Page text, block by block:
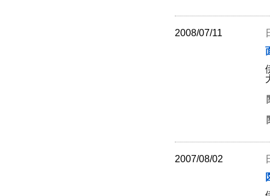
2008/07/11
2007/08/02